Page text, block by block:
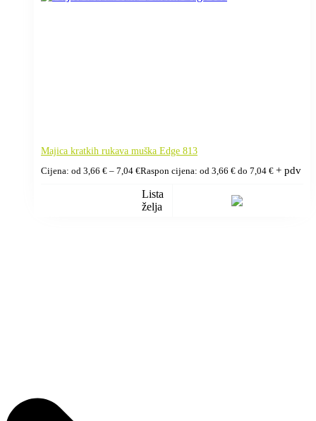
Majica kratkih rukava muška Edge 813
Cijena: od 3,66 € – 7,04 €Raspon cijena: od 3,66 € do 7,04 € + pdv
Lista
želja